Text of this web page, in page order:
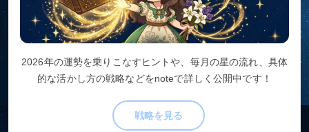
2026年の運勢を乗りこなすヒントや、毎月の星の流れ、具体
的な活かし方の戦略などをnoteで詳しく公開中です！
戦略を見る